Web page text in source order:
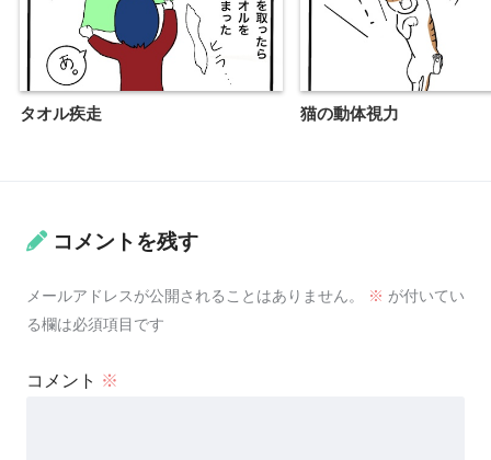
タオル疾走 猫の動体視力
コメントを残す
メールアドレスが公開されることはありません。 ※ が付いてい
る欄は必須項目です
コメント ※